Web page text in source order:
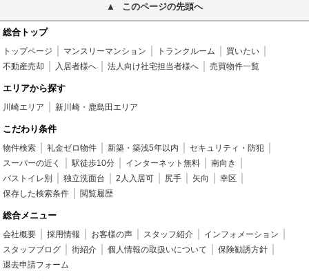
このページの先頭へ
総合トップ
トップページ マンスリーマンション トランクルーム
買いたい
不動産売却
入居者様へ 法人向け社宅担当者様へ 売買物件一覧
エリアから探す
川崎エリア 新川崎・鹿島田エリア
こだわり条件
物件検索 礼金ゼロ物件 新築・築浅5年以内
セキュリティ・防犯
スーパーの近く
駅徒歩10分 インターネット無料
南向き
バストイレ別
独立洗面台 2人入居可 尻手 矢向
幸区
保存した検索条件
閲覧履歴
総合メニュー
会社概要 採用情報 お客様の声 スタッフ紹介
インフォメーション
スタッフブログ
街紹介 個人情報の取扱いについて
保険勧誘方針
退去申請フォーム